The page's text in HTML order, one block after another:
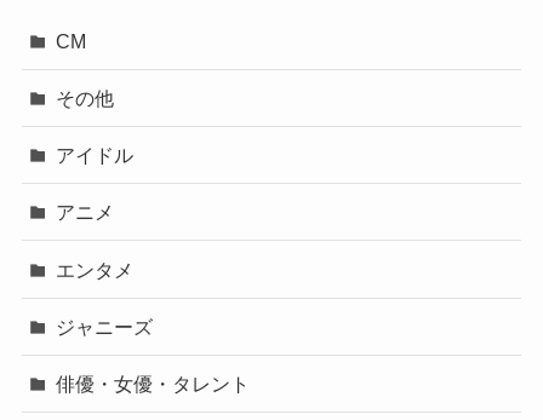
CM
その他
アイドル
アニメ
エンタメ
ジャニーズ
俳優・女優・タレント